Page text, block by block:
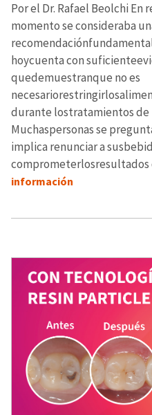
Por el Dr. Rafael Beolchi En
momento se consideraba
hoycuenta con
quedemuestranque no es
durante lostratamientos
Muchaspersonas se
implica renunciar a
información